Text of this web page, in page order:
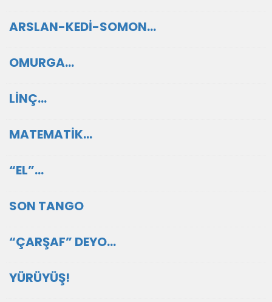
ARSLAN-KEDİ-SOMON…
OMURGA…
LİNÇ…
MATEMATİK…
“EL”…
SON TANGO
“ÇARŞAF” DEYO…
YÜRÜYÜŞ!